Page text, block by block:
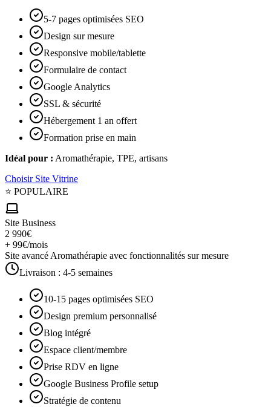
5-7 pages optimisées SEO
Design sur mesure
Responsive mobile/tablette
Formulaire de contact
Google Analytics
SSL & sécurité
Hébergement 1 an offert
Formation prise en main
Idéal pour : Aromathérapie, TPE, artisans
Choisir Site Vitrine
⭐ POPULAIRE
Site Business
2 990€
+ 99€/mois
Site avancé Aromathérapie avec fonctionnalités sur mesure
Livraison : 4-5 semaines
10-15 pages optimisées SEO
Design premium personnalisé
Blog intégré
Espace client/membre
Prise RDV en ligne
Google Business Profile setup
Stratégie de contenu